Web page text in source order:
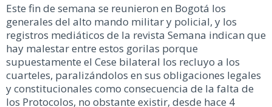
Este fin de semana se reunieron en Bogotá los
generales del alto mando militar y policial, y los
registros mediáticos de la revista Semana indican que
hay malestar entre estos gorilas porque
supuestamente el Cese bilateral los recluyo a los
cuarteles, paralizándolos en sus obligaciones legales
y constitucionales como consecuencia de la falta de
los Protocolos, no obstante existir, desde hace 4